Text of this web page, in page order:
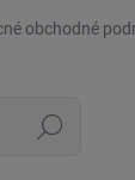
obchodné
Hľadať